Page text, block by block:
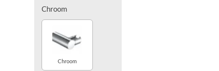
Chroom
Chroom